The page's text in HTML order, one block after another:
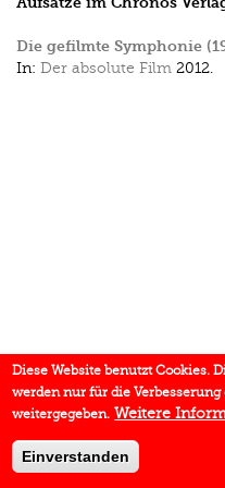
Die gefilmte Symphonie
In: Der absolute Film 2012.
Diese Website benutzt Cookies.
werden nur für die
weitergegeben. Weitere
Einverstanden